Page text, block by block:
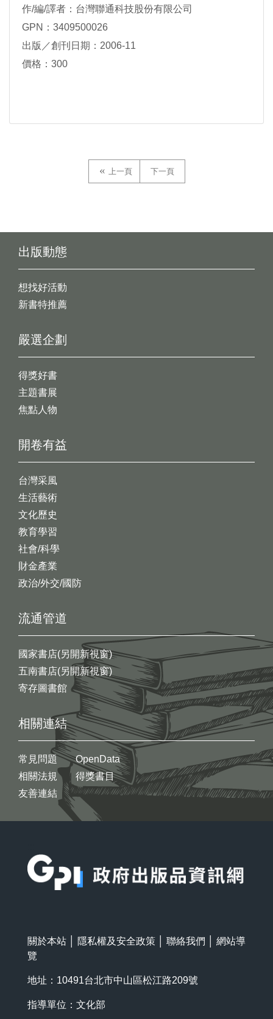
作/編/譯者：台灣聯通科技股份有限公司
GPN：3409500026
出版／創刊日期：2006-11
價格：300
上一頁 下一頁
出版動態
想找好活動
新書特推薦
開卷有益
台灣采風
生活藝術
文化歷史
教育學習
社會/科學
財金產業
政治/外交/國防
嚴選企劃
得獎好書
主題書展
焦點人物
流通管道
國家書店(另開新視窗)
五南書店(另開新視窗)
寄存圖書館
相關連結
常見問題
相關法規
友善連結
OpenData
得獎書目
關於本站 隱私權及安全政策 聯絡我們
網站導
覽
地址：10491台北市中山區松江路209號
指導單位：文化部